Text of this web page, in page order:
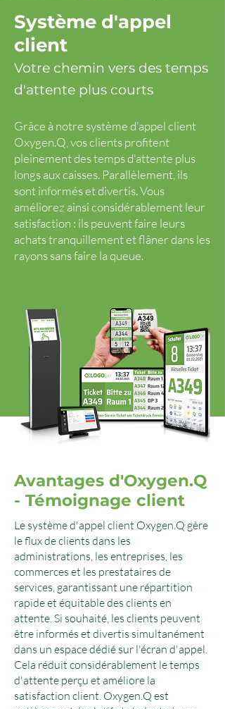
Système d'appel
client
Votre chemin vers des temps
d'attente plus courts
Grâce à notre système d'appel client
Oxygen.Q, vos clients profitent
pleinement des temps d'attente plus
longs aux caisses. Parallèlement, ils
sont informés et divertis. Vous
améliorez ainsi considérablement leur
satisfaction : ils peuvent faire leurs
achats tranquillement et flâner dans les
rayons sans faire la queue.
Avantages d'Oxygen.Q
- Témoignage client
Le système d'appel client Oxygen.Q gère
le flux de clients dans les
administrations, les entreprises, les
commerces et les prestataires de
services, garantissant une répartition
rapide et équitable des clients en
attente. Si souhaité, les clients peuvent
être informés et divertis simultanément
dans un espace dédié sur l'écran d'appel.
Cela réduit considérablement le temps
d'attente perçu et améliore la
satisfaction client. Oxygen.Q est